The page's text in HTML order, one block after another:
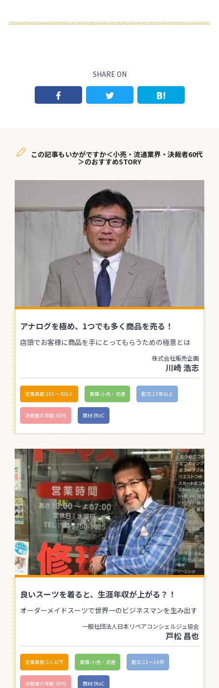
SHARE ON
この記事もいかがですか＜小売・流通業界・決裁者60代
＞のおすすめSTORY
アナログを極め、1つでも多く商品を売る！
店頭でお客様に商品を手にとってもらうための極意とは
株式会社販売企画
川崎 浩志
従業員数:101〜300人 業種:小売・流通 創立:15年以上
決裁者の年齢:60代 商材:BtoC
良いスーツを着ると、生涯年収が上がる？！
オーダーメイドスーツで世界一のビジネスマンを生み出す
一般社団法人日本リペアコンシェルジュ協会
戸松 昌也
従業員数:5人以下 業種:小売・流通 創立:11〜14年
決裁者の年齢:60代 商材:BtoC